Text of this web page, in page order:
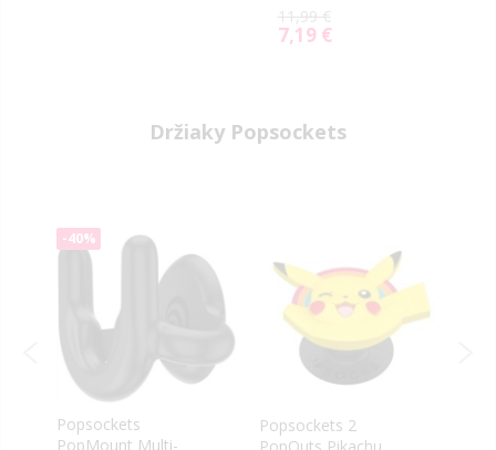
11,99 €
Special
7,19 €
Držiaky Popsockets
-40%
Popsockets
PopMount Multi-
Popsockets 2